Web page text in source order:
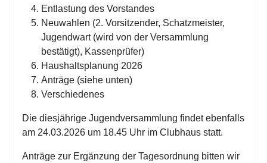
Entlastung des Vorstandes
Neuwahlen (2. Vorsitzender, Schatzmeister,
Jugendwart (wird von der Versammlung
bestätigt), Kassenprüfer)
Haushaltsplanung 2026
Anträge (siehe unten)
Verschiedenes
Die diesjährige Jugendversammlung findet ebenfalls
am 24.03.2026 um 18.45 Uhr im Clubhaus statt.
Anträge zur Ergänzung der Tagesordnung bitten wir